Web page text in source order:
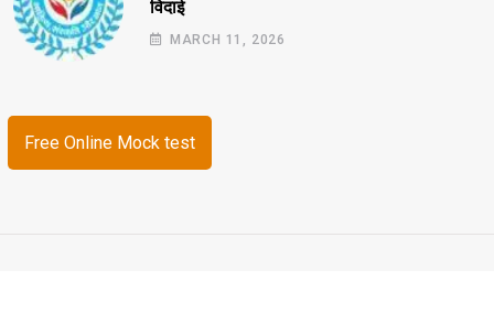
विदाई
MARCH 11, 2026
Free Online Mock test